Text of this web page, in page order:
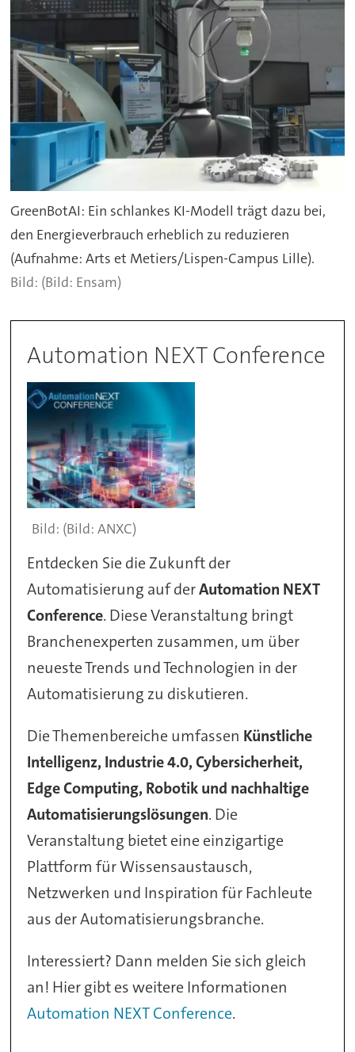
GreenBotAI: Ein schlankes KI-Modell trägt dazu bei,
den Energieverbrauch erheblich zu reduzieren
(Aufnahme: Arts et Metiers/Lispen-Campus Lille).
(Bild: Ensam)
Automation NEXT Conference
(Bild: ANXC)
Entdecken Sie die Zukunft der
Automatisierung auf derAutomation NEXT
Conference. Diese Veranstaltung bringt
Branchenexperten zusammen, um über
neueste Trends und Technologien in der
Automatisierung zu diskutieren.
Die Themenbereiche umfassen Künstliche
Intelligenz, Industrie 4.0, Cybersicherheit,
Edge Computing, Robotik und nachhaltige
Automatisierungslösungen. Die
Veranstaltung bietet eine einzigartige
Plattform für Wissensaustausch,
Netzwerken und Inspiration für Fachleute
aus der Automatisierungsbranche.
Interessiert? Dann melden Sie sich gleich
an! Hier gibt es weitere Informationen
Automation NEXT Conference.